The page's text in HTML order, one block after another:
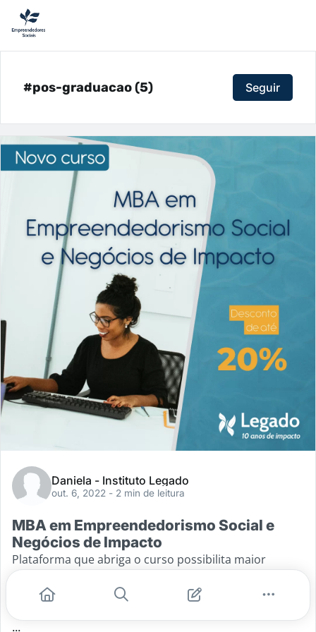
#pos-graduacao (5) Seguir
Daniela - Instituto Legado
out. 6, 2022 - 2 min de leitura
MBA em Empreendedorismo Social e
Negócios de Impacto
Plataforma que abriga o curso possibilita maior
autonomia do aluno em sua rotina de estudos; Até 31
de outubro, cupom garante 20% de desconto Com 10
...